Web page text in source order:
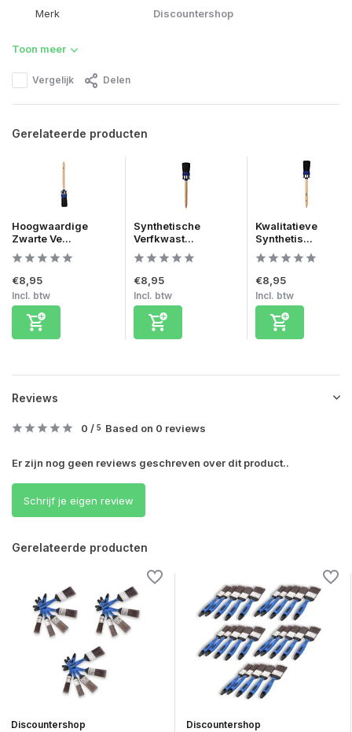
Merk Discountershop
Toon meer
Vergelijk Delen
Gerelateerde producten
Hoogwaardige
Zwarte Ve...
€8,95
Incl. btw
Synthetische
Verfkwast...
€8,95
Incl. btw
Kwalitatieve
Synthetis...
€8,95
Incl. btw
Reviews
0 / 5 Based on 0 reviews
Er zijn nog geen reviews geschreven over dit product..
Schrijf je eigen review
Gerelateerde producten
Discountershop Discountershop